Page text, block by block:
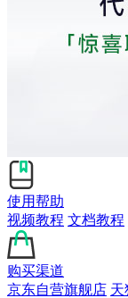
使用帮助
视频教程 文档教程
购买渠道
京东自营旗舰店 天